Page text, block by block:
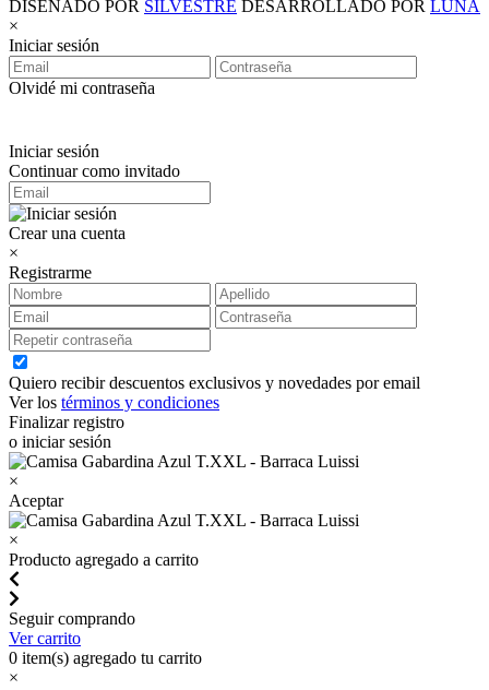
DISEÑADO POR SILVESTRE DESARROLLADO POR LUNA
×
Iniciar sesión
Olvidé mi contraseña
Iniciar sesión
Continuar como invitado
Crear una cuenta
×
Registrarme
Quiero recibir descuentos exclusivos y novedades por email
Ver los términos y condiciones
Finalizar registro
o iniciar sesión
×
Aceptar
×
Producto agregado a carrito
Seguir comprando
Ver carrito
0 item(s) agregado tu carrito
×